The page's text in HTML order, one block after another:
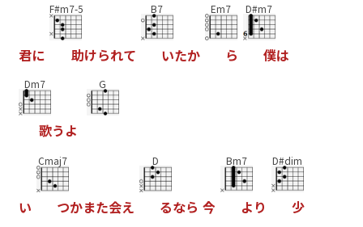
君に
F#m7-5
助けられて
B7
いたか
Em7
ら
D#m7
僕は
Dm7
歌う よ
G
い
Cmaj7
つかまた会え
D
るなら 今
Bm7
よ り
D#dim
少